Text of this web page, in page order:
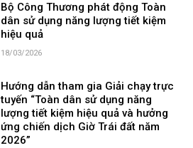
Bộ Công Thương phát động Toàn
dân sử dụng năng lượng tiết kiệm
hiệu quả
18/03/2026
Hướng dẫn tham gia Giải chạy trực
tuyến “Toàn dân sử dụng năng
lượng tiết kiệm hiệu quả và hưởng
ứng chiến dịch Giờ Trái đất năm
2026”